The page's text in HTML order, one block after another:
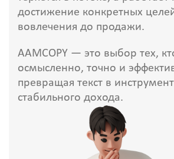
достижение конкретных
вовлечения до продажи.
AAMCOPY — это выбор тех,
осмысленно, точно и
превращая текст в
стабильного дохода.